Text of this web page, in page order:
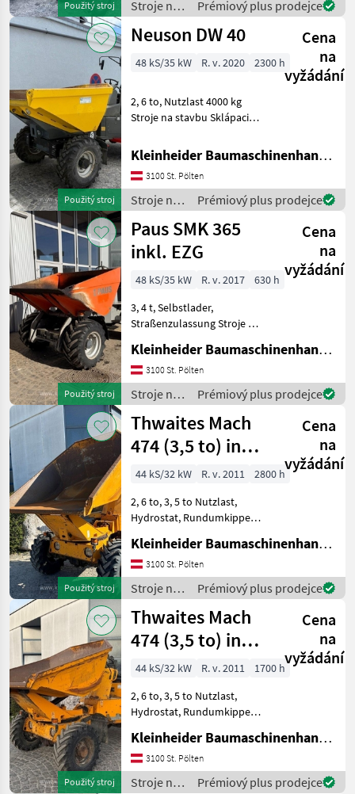
Použitý stroj
Stroje na
stavbu /
Ausa
Prémiový plus prodejce
Použitý stroj
Neuson DW 40
Cena
na
vyžádání
48 kS/35 kW R. v. 2020 2300 h
2, 6 to, Nutzlast 4000 kg
Stroje na stavbu Sklápacie
Kleinheider Baumaschinenhandel GmbH.
3100 St. Pölten
Stroje na
stavbu /
Neuson
Prémiový plus prodejce
Použitý stroj
Paus SMK 365
inkl. EZG
Cena
na
vyžádání
48 kS/35 kW R. v. 2017
630 h
3, 4 t, Selbstlader,
Straßenzulassung Stroje na
Kleinheider Baumaschinenhandel GmbH.
3100 St. Pölten
Stroje na
stavbu /
Paus
Prémiový plus prodejce
Použitý stroj
Thwaites Mach
474 (3,5 to) inkl.
EZG
Cena
na
vyžádání
44 kS/32 kW R. v. 2011
2800 h
2, 6 to, 3, 5 to Nutzlast,
Hydrostat, Rundumkipper
vozidlo
Kleinheider Baumaschinenhandel GmbH.
3100 St. Pölten
Stroje na
stavbu /
Thwaites
Prémiový plus prodejce
Použitý stroj
Thwaites Mach
474 (3,5 to) inkl.
EZG
Cena
na
vyžádání
44 kS/32 kW R. v. 2011
1700 h
2, 6 to, 3, 5 to Nutzlast,
Hydrostat, Rundumkipper
vozidlo
Kleinheider Baumaschinenhandel GmbH.
3100 St. Pölten
Stroje na
Prémiový plus prodejce